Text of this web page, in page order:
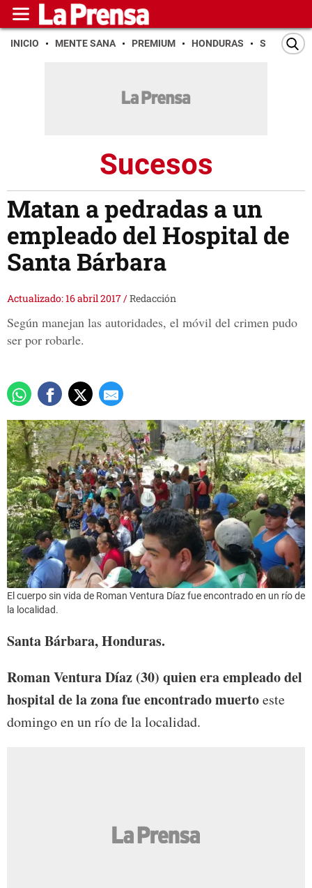
INICIO MENTE SANA PREMIUM HONDURAS SAN PEDRO
Sucesos
Matan a pedradas a un
empleado del Hospital de
Santa Bárbara
Actualizado: 16 abril 2017/Redacción
Según manejan las autoridades, el móvil del crimen pudo
ser por robarle.
El cuerpo sin vida de Roman Ventura Díaz fue encontrado en un río de
la localidad.
Santa Bárbara, Honduras.
Roman Ventura Díaz (30) quien era empleado del
hospital de la zona fue encontrado muertoeste
domingo en un río de la localidad.